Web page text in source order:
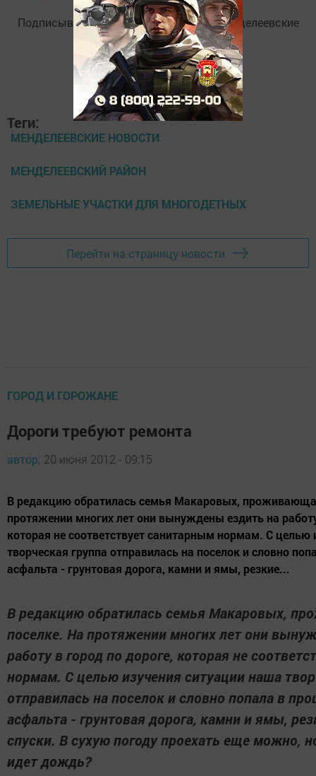
Подписывайтесь наTelegram-канал«Менделеевские
новости»
Теги:
МЕНДЕЛЕЕВСКИЕ НОВОСТИ
МЕНДЕЛЕЕВСКИЙ РАЙОН
ЗЕМЕЛЬНЫЕ УЧАСТКИ ДЛЯ МНОГОДЕТНЫХ
Перейти на страницу новости
ГОРОД И ГОРОЖАНЕ
Дороги требуют ремонта
автор, 20 июня 2012 - 09:15
В редакцию обратилась семья Макаровых,
протяжении многих лет они вынуждены ездить на
которая не соответствует санитарным нормам. С целью
творческая группа отправилась на поселок и словно
асфальта - грунтовая дорога, камни и ямы, резкие...
В редакцию обратилась семья Макаровых,
поселке. На протяжении многих лет они
работу в город по дороге, которая не
нормам. С целью изучения ситуации наша
отправилась на поселок и словно попала в
асфальта - грунтовая дорога, камни и ямы,
спуски. В сухую погоду проехать еще можно,
идет дождь?